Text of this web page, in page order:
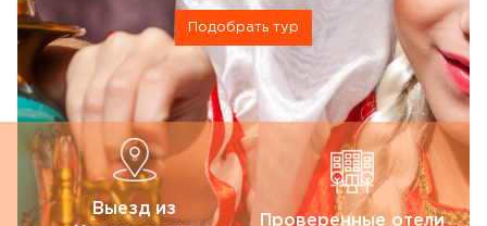
Подобрать тур
Выезд из
Проверенные отели